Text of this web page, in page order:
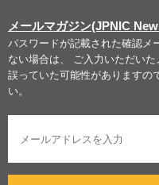
メールマガジン(JPNIC
パスワードが記載された確認メ
ない場合は、 ご入力いただい
誤っていた可能性がありますの
い。